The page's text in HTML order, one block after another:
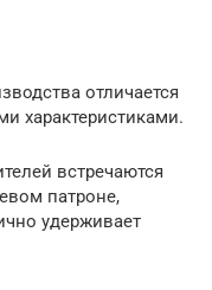
отличается
характеристиками.
встречаются
патроне,
удерживает